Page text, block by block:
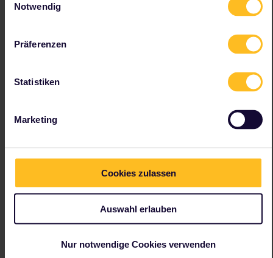
Notwendig
Präferenzen
Statistiken
Marketing
Cookies zulassen
Auswahl erlauben
Nur notwendige Cookies verwenden
Aufgrund der begrenzten
Verfügbarkeit sind
Angebote möglicherweise
schon nach kurzer Zeit
nicht mehr verfügbar. Dies
ist eine Zeitbeschränkung
und könnte zu kurz sein,